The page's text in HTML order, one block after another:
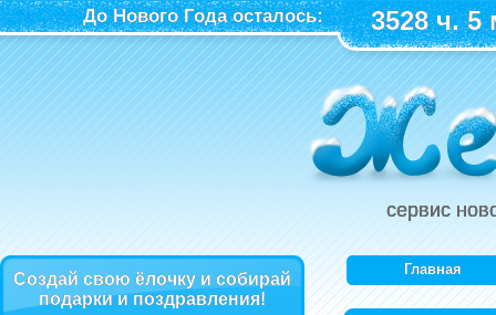
До Нового Года осталось: 3528 ч. 5
сервис
Создай свою ёлочку и собирай
подарки и поздравления!
Главная